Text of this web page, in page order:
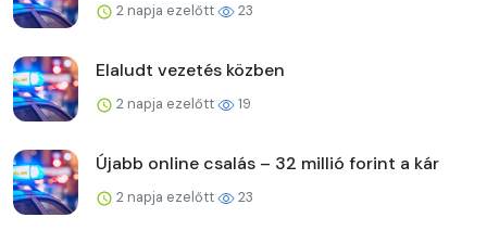
2 napja ezelőtt 23
Elaludt vezetés közben
2 napja ezelőtt 19
Újabb online csalás – 32 millió forint a kár
2 napja ezelőtt 23